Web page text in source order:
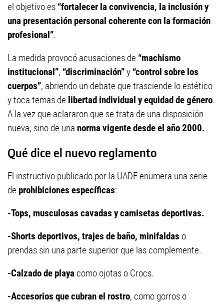
el objetivo es “fortalecer la convivencia, la inclusión y
una presentación personal coherente con la formación
profesional”.
La medida provocó acusaciones de “machismo
institucional”, “discriminación”y “control sobre los
cuerpos”, abriendo un debate que trasciende lo estético
y toca temas de libertad individual y equidad de género.
A la vez que aclararon que se trata de una disposición
nueva, sino de una norma vigente desde el año 2000.
Qué dice el nuevo reglamento
El instructivo publicado por la UADE enumera una serie
de prohibiciones específicas:
-Tops, musculosas cavadas y camisetas deportivas.
-Shorts deportivos, trajes de baño, minifaldas o
prendas sin una parte superior que las complemente.
-Calzado de playa como ojotas o Crocs.
-Accesorios que cubran el rostro, como gorros o